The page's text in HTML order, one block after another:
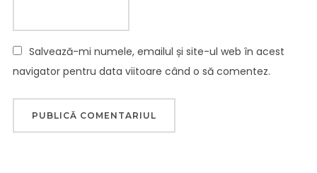
Salvează-mi numele, emailul și site-ul web în acest
navigator pentru data viitoare când o să comentez.